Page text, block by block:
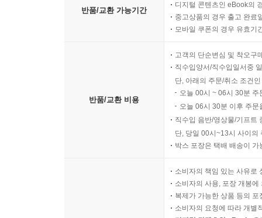
반품/교환 가능기간
디지털 콘텐츠인 eBook의
중고상품의 경우 출고 완료
모바일 쿠폰의 경우 유효기
반품/교환 비용
고객의 단순변심 및 착오구
직수입양서/직수입일서중
단, 아래의 주문/취소 조건
오늘 00시 ~ 06시 30분
오늘 06시 30분 이후 주
직수입 음반/영상물/기프트
단, 당일 00시~13시 사이의
박스 포장은 택배 배송이
소비자의 책임 있는 사유로
소비자의 사용, 포장 개봉
복제가 가능한 상품 등의
소비자의 요청에 따라 개별